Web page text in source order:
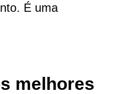
É uma
melhores